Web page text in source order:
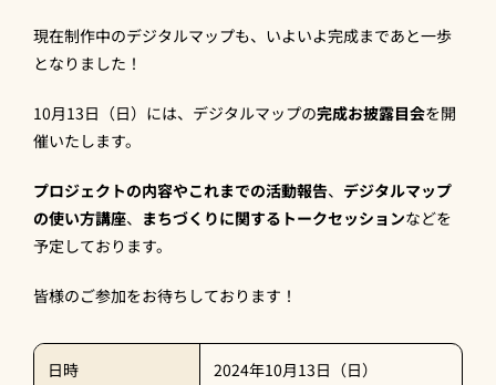
現在制作中のデジタルマップも、いよいよ完成まであと一歩
となりました！
10月13日（日）には、デジタルマップの完成お披露目会を開
催いたします。
プロジェクトの内容やこれまでの活動報告、 デジタルマップ
の使い方講座、 まちづくりに関するトークセッションなどを
予定しております。
皆様のご参加をお待ちしております！
日時
2024年10月13日（日）